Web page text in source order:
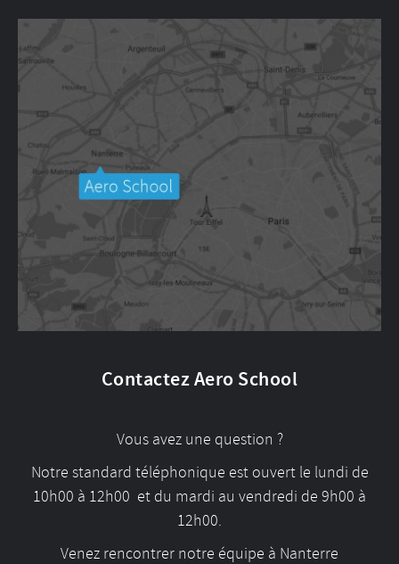
Contactez Aero School
Vous avez une question ?
Notre standard téléphonique est ouvert le lundi de
10h00 à 12h00 et du mardi au vendredi de 9h00 à
12h00.
Venez rencontrer notre équipe à Nanterre